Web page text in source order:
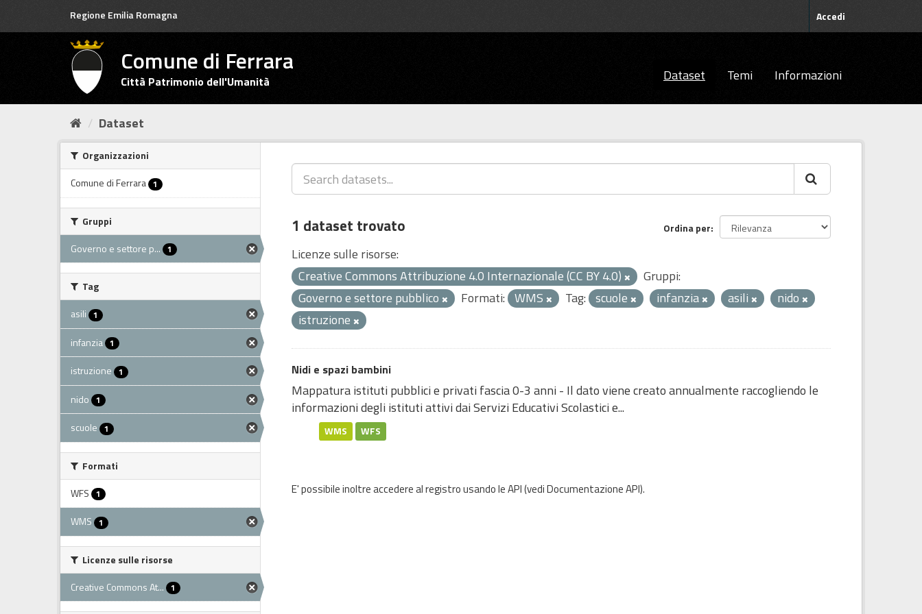
Regione Emilia Romagna Accedi
Comune di Ferrara
Città Patrimonio dell'Umanità Dataset Temi Informazioni
Dataset
Organizzazioni
Comune di Ferrara 1
Gruppi
Governo e settore p... 1
Tag
asili 1
infanzia 1
istruzione 1
nido 1
scuole 1
Formati
WFS 1
WMS 1
Licenze sulle risorse
Creative Commons At... 1
Ordina per
1 dataset trovato
Licenze sulle risorse:
Creative Commons Attribuzione 4.0 Internazionale (CC BY 4.0)
Gruppi:
Governo e settore pubblico
Formati: WMS Tag: scuole infanzia asili
nido
istruzione
Nidi e spazi bambini
Mappatura istituti pubblici e privati fascia 0-3 anni - Il dato viene creato annualmente raccogliendo le
informazioni degli istituti attivi dai Servizi Educativi Scolastici e...
WMS WFS
E' possibile inoltre accedere al registro usando leAPI(vediDocumentazione API).